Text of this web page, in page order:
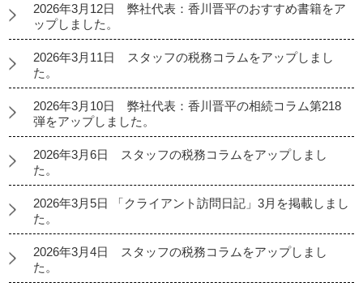
2026年3月12日 弊社代表：香川晋平のおすすめ書籍をア
ップしました。
2026年3月11日 スタッフの税務コラムをアップしまし
た。
2026年3月10日 弊社代表：香川晋平の相続コラム第218
弾をアップしました。
2026年3月6日 スタッフの税務コラムをアップしまし
た。
2026年3月5日 「クライアント訪問日記」3月を掲載しまし
た。
2026年3月4日 スタッフの税務コラムをアップしまし
た。